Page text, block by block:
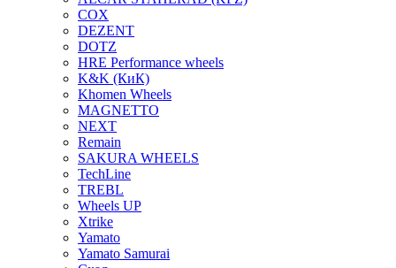
COX
DEZENT
DOTZ
HRE Performance wheels
K&K (КиК)
Khomen Wheels
MAGNETTO
NEXT
Remain
SAKURA WHEELS
TechLine
TREBL
Wheels UP
Xtrike
Yamato
Yamato Samurai